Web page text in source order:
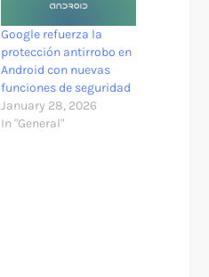
Google refuerza la
protección antirrobo en
Android con nuevas
funciones de seguridad
January 28, 2026
In "General"